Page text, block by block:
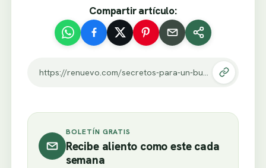
Compartir artículo:
https://renuevo.com/secretos-para-un-buen-matrimonio.html
BOLETÍN GRATIS
Recibe aliento como este cada
semana